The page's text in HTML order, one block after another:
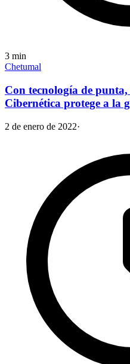
3 min
Chetumal
Con tecnología de
Cibernética protege a la
2 de enero de 2022·